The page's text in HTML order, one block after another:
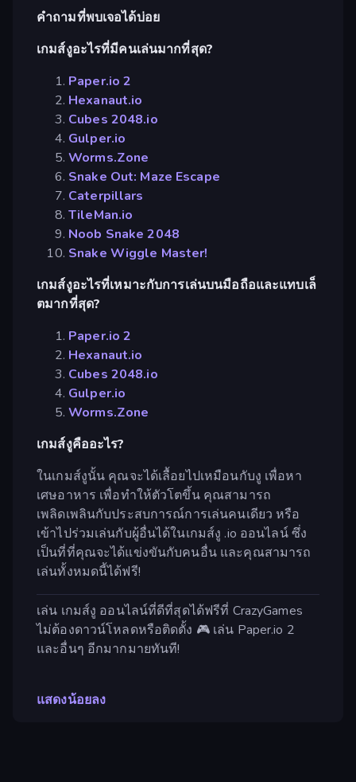
คำถามที่พบเจอได้บ่อย
เกมส์งูอะไรที่มีคนเล่นมากที่สุด?
Paper.io 2
Hexanaut.io
Cubes 2048.io
Gulper.io
Worms.Zone
Snake Out: Maze Escape
Caterpillars
TileMan.io
Noob Snake 2048
Snake Wiggle Master!
เกมส์งูอะไรที่เหมาะกับการเล่นบนมือถือและแทบเล็
ตมากที่สุด?
Paper.io 2
Hexanaut.io
Cubes 2048.io
Gulper.io
Worms.Zone
เกมส์งูคืออะไร?
ในเกมส์งูนั้น คุณจะได้เลื้อยไปเหมือนกับงู เพื่อหา
เศษอาหาร เพื่อทำให้ตัวโตขึ้น คุณสามารถ
เพลิดเพลินกับประสบการณ์การเล่นคนเดียว หรือ
เข้าไปร่วมเล่นกับผู้อื่นได้ในเกมส์งู .io ออนไลน์ ซึ่ง
เป็นที่ที่คุณจะได้แข่งขันกับคนอื่น และคุณสามารถ
เล่นทั้งหมดนี้ได้ฟรี!
เล่น เกมส์งู ออนไลน์ที่ดีที่สุดได้ฟรีที่ CrazyGames
ไม่ต้องดาวน์โหลดหรือติดตั้ง 🎮 เล่น Paper.io 2
และอื่นๆ อีกมากมายทันที!
แสดงน้อยลง